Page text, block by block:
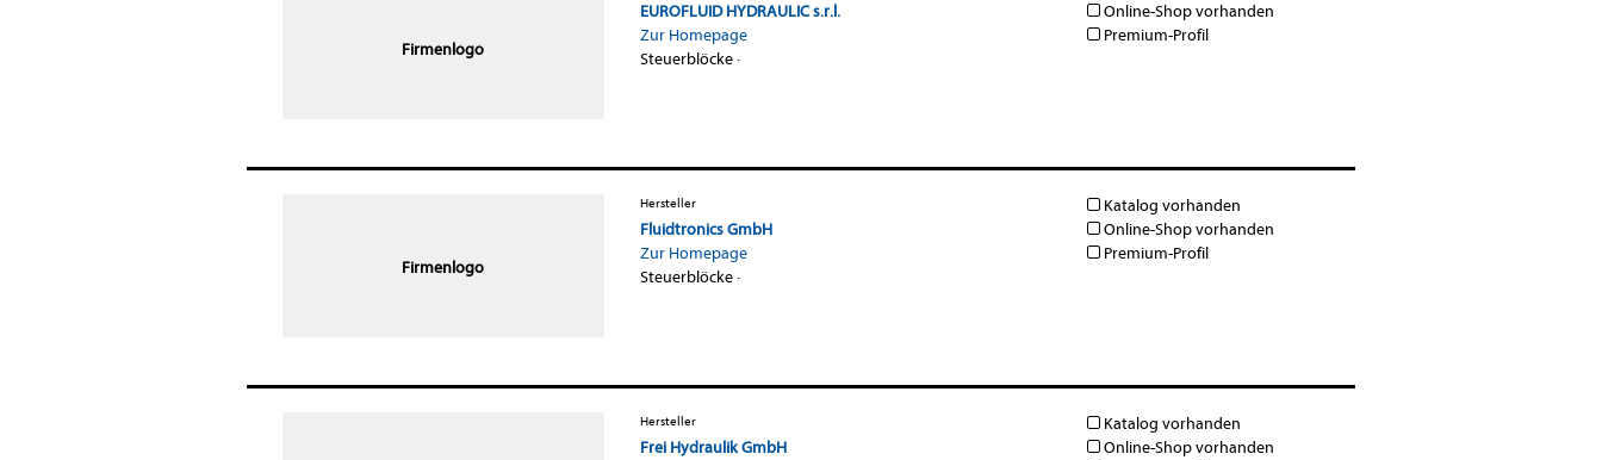
Firmenlogo
EUROFLUID HYDRAULIC s.r.l.
Zur Homepage
Steuerblöcke·
Online-Shop vorhanden
Premium-Profil
Firmenlogo
Hersteller
Fluidtronics GmbH
Zur Homepage
Steuerblöcke·
Katalog vorhanden
Online-Shop vorhanden
Premium-Profil
Hersteller
Frei Hydraulik GmbH
Katalog vorhanden
Online-Shop vorhanden